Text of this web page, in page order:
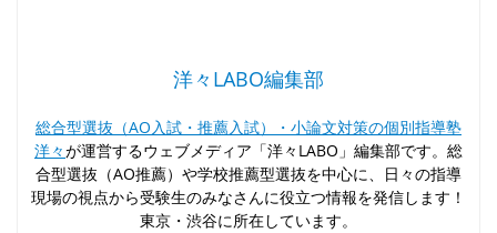
洋々LABO編集部
総合型選抜（AO入試・推薦入試）・小論文対策の個別指導塾
洋々が運営するウェブメディア「洋々LABO」編集部です。総
合型選抜（AO推薦）や学校推薦型選抜を中心に、日々の指導
現場の視点から受験生のみなさんに役立つ情報を発信します！
東京・渋谷に所在しています。